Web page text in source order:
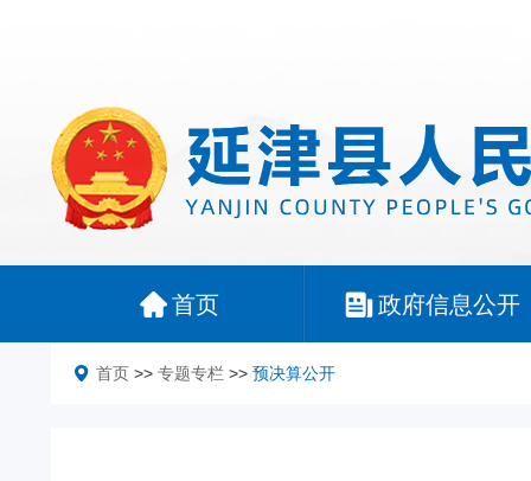
首页 政府信息公开
首页 >> 专题专栏 >> 预决算公开